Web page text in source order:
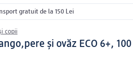
gratuit de la 150 Lei
copii
și ovăz ECO 6+, 100